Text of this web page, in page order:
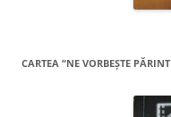
CARTEA “NE VORBEŞTE